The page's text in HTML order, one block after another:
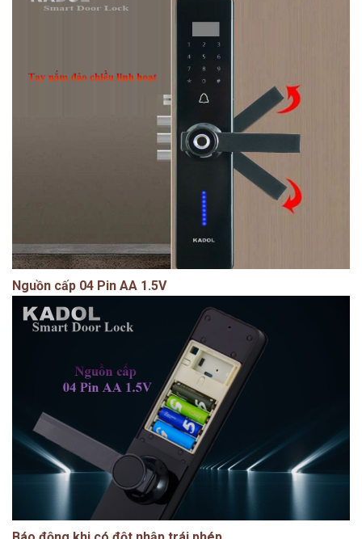
Nguồn cấp 04 Pin AA 1.5V